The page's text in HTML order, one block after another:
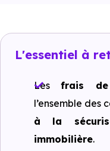
Investir
Ressources
Financer
L'essentiel à
Lesfrais
l’ensemble des
à la
immobilière.